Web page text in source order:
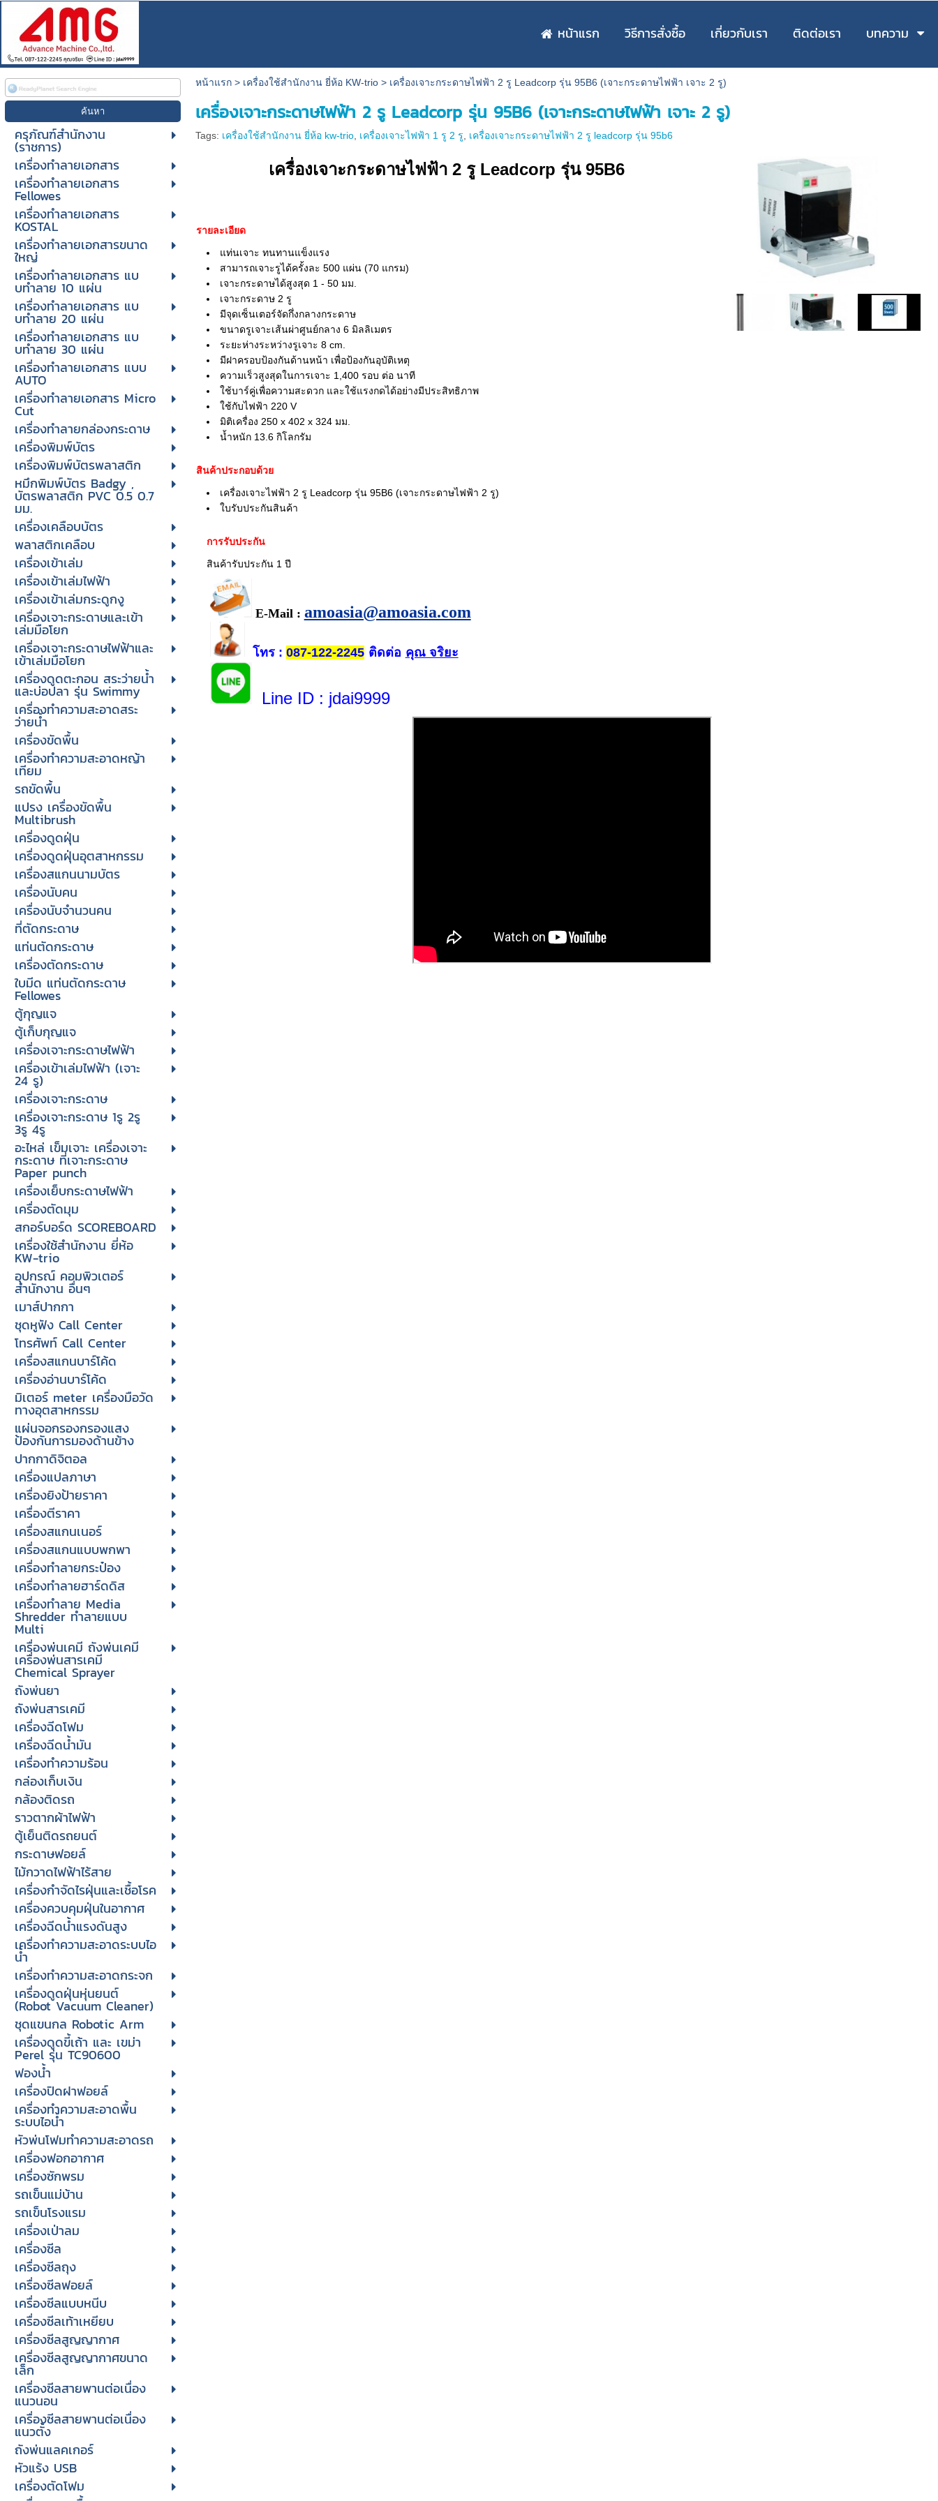
หน้าแรก วิธีการสั่งซื้อ เกี่ยวกับเรา ติดต่อเรา บทความ
ครุภัณฑ์สำนักงาน
(ราชการ)
เครื่องทำลายเอกสาร
เครื่องทำลายเอกสาร
Fellowes
เครื่องทำลายเอกสาร
KOSTAL
เครื่องทำลายเอกสารขนาด
ใหญ่
เครื่องทําลายเอกสาร แบ
บทําลาย 10 แผ่น
เครื่องทําลายเอกสาร แบ
บทําลาย 20 แผ่น
เครื่องทําลายเอกสาร แบ
บทําลาย 30 แผ่น
เครื่องทำลายเอกสาร แบบ
AUTO
เครื่องทำลายเอกสาร Micro
Cut
เครื่องทำลายกล่องกระดาษ
เครื่องพิมพ์บัตร
เครื่องพิมพ์บัตรพลาสติก
หมึกพิมพ์บัตร Badgy ,
บัตรพลาสติก PVC 0.5 0.7
มม.
เครื่องเคลือบบัตร
พลาสติกเคลือบ
เครื่องเข้าเล่ม
เครื่องเข้าเล่มไฟฟ้า
เครื่องเข้าเล่มกระดูกงู
เครื่องเจาะกระดาษและเข้า
เล่มมือโยก
เครื่องเจาะกระดาษไฟฟ้าและ
เข้าเล่มมือโยก
เครื่องดูดตะกอน สระว่ายน้ำ
และบ่อปลา รุ่น Swimmy
เครื่องทำความสะอาดสระ
ว่ายน้ำ
เครื่องขัดพื้น
เครื่องทำความสะอาดหญ้า
เทียม
รถขัดพื้น
แปรง เครื่องขัดพื้น
Multibrush
เครื่องดูดฝุ่น
เครื่องดูดฝุ่นอุตสาหกรรม
เครื่องสแกนนามบัตร
เครื่องนับคน
เครื่องนับจํานวนคน
ที่ตัดกระดาษ
แท่นตัดกระดาษ
เครื่องตัดกระดาษ
ใบมีด แท่นตัดกระดาษ
Fellowes
ตู้กุญแจ
ตู้เก็บกุญแจ
เครื่องเจาะกระดาษไฟฟ้า
เครื่องเข้าเล่มไฟฟ้า (เจาะ
24 รู)
เครื่องเจาะกระดาษ
เครื่องเจาะกระดาษ 1รู 2รู
3รู 4รู
อะไหล่ เข็มเจาะ เครื่องเจาะ
กระดาษ ที่เจาะกระดาษ
Paper punch
เครื่องเย็บกระดาษไฟฟ้า
เครื่องตัดมุม
สกอร์บอร์ด SCOREBOARD
เครื่องใช้สำนักงาน ยี่ห้อ
KW-trio
อุปกรณ์ คอมพิวเตอร์
สำนักงาน อื่นๆ
เมาส์ปากกา
ชุดหูฟัง Call Center
โทรศัพท์ Call Center
เครื่องสแกนบาร์โค้ด
เครื่องอ่านบาร์โค้ด
มิเตอร์ meter เครื่องมือวัด
ทางอุตสาหกรรม
แผ่นจอกรองกรองแสง
ป้องกันการมองด้านข้าง
ปากกาดิจิตอล
เครื่องแปลภาษา
เครื่องยิงป้ายราคา
เครื่องตีราคา
เครื่องสแกนเนอร์
เครื่องสแกนแบบพกพา
เครื่องทำลายกระป๋อง
เครื่องทำลายฮาร์ดดิส
เครื่องทำลาย Media
Shredder ทำลายแบบ
Multi
เครื่องพ่นเคมี ถังพ่นเคมี
เครื่องพ่นสารเคมี
Chemical Sprayer
ถังพ่นยา
ถังพ่นสารเคมี
เครื่องฉีดโฟม
เครื่องฉีดน้ำมัน
เครื่องทำความร้อน
กล่องเก็บเงิน
กล้องติดรถ
ราวตากผ้าไฟฟ้า
ตู้เย็นติดรถยนต์
กระดาษฟอยล์
ไม้กวาดไฟฟ้าไร้สาย
เครื่องกำจัดไรฝุ่นและเชื้อโรค
เครื่องควบคุมฝุ่นในอากาศ
เครื่องฉีดน้ำแรงดันสูง
เครื่องทำความสะอาดระบบไอ
น้ำ
เครื่องทำความสะอาดกระจก
เครื่องดูดฝุ่นหุ่นยนต์
(Robot Vacuum Cleaner)
ชุดแขนกล Robotic Arm
เครื่องดูดขี้เถ้า และ เขม่า
Perel รุ่น TC90600
ฟองน้ำ
เครื่องปิดฝาฟอยล์
เครื่องทำความสะอาดพื้น
ระบบไอน้ำ
หัวพ่นโฟมทำความสะอาดรถ
เครื่องฟอกอากาศ
เครื่องซักพรม
รถเข็นแม่บ้าน
รถเข็นโรงแรม
เครื่องเป่าลม
เครื่องซีล
เครื่องซีลถุง
เครื่องซีลฟอยล์
เครื่องซีลแบบหนีบ
เครื่องซีลเท้าเหยียบ
เครื่องซีลสูญญากาศ
เครื่องซีลสูญญากาศขนาด
เล็ก
เครื่องซีลสายพานต่อเนื่อง
แนวนอน
เครื่องซีลสายพานต่อเนื่อง
แนวตั้ง
ถังพ่นแลคเกอร์
หัวแร้ง USB
เครื่องตัดโฟม
หน้าแรก> เครื่องใช้สำนักงาน ยี่ห้อ KW-trio> เครื่องเจาะกระดาษไฟฟ้า 2 รู Leadcorp รุ่น 95B6 (เจาะกระดาษไฟฟ้า เจาะ 2 รู)
เครื่องเจาะกระดาษไฟฟ้า 2 รู Leadcorp รุ่น 95B6 (เจาะกระดาษไฟฟ้า เจาะ 2 รู)
Tags: เครื่องใช้สำนักงาน ยี่ห้อ kw-trio เครื่องเจาะไฟฟ้า 1 รู 2 รู เครื่องเจาะกระดาษไฟฟ้า 2 รู leadcorp รุ่น 95b6
เครื่องเจาะกระดาษไฟฟ้า 2 รู Leadcorp รุ่น 95B6
รายละเอียด
แท่นเจาะ ทนทานแข็งแรง
สามารถเจาะรูได้ครั้งละ 500 แผ่น (70 แกรม)
เจาะกระดาษได้สูงสุด 1 - 50 มม.
เจาะกระดาษ 2 รู
มีจุดเซ็นเตอร์จัดกึ่งกลางกระดาษ
ขนาดรูเจาะเส้นผ่าศูนย์กลาง 6 มิลลิเมตร
ระยะห่างระหว่างรูเจาะ 8 cm.
มีฝาครอบป้องกันด้านหน้า เพื่อป้องกันอุบัติเหตุ
ความเร็วสูงสุดในการเจาะ 1,400 รอบ ต่อ นาที
ใช้บาร์คู่เพื่อความสะดวก และใช้แรงกดได้อย่างมีประสิทธิภาพ
ใช้กับไฟฟ้า 220 V
มิติเครื่อง 250 x 402 x 324 มม.
น้ำหนัก 13.6 กิโลกรัม
สินค้าประกอบด้วย
เครื่องเจาะไฟฟ้า 2 รู Leadcorp รุ่น 95B6 (เจาะกระดาษไฟฟ้า 2 รู)
ใบรับประกันสินค้า
การรับประกัน
สินค้ารับประกัน 1 ปี
E-Mail : amoasia@amoasia.com
โทร: 087-122-2245ติดต่อ คุณ จริยะ
Line ID : jdai9999